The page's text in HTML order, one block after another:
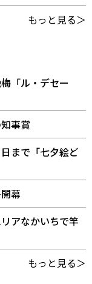
もっと見る＞
「ル・デセー
事賞
まで「七夕絵ど
幕
アなかいちで竿
もっと見る＞